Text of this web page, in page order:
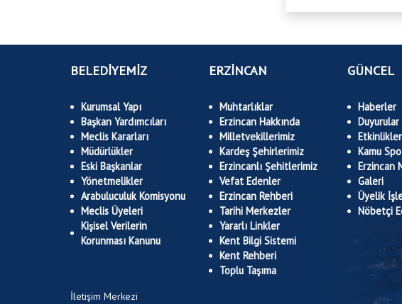
BELEDİYEMİZ
Kurumsal Yapı
Başkan Yardımcıları
Meclis Kararları
Müdürlükler
Eski Başkanlar
Yönetmelikler
Arabuluculuk Komisyonu
Meclis Üyeleri
Kişisel Verilerin
Korunması Kanunu
ERZİNCAN
Muhtarlıklar
Erzincan Hakkında
Milletvekillerimiz
Kardeş Şehirlerimiz
Erzincanlı Şehitlerimiz
Vefat Edenler
Erzincan Rehberi
Tarihi Merkezler
Yararlı Linkler
Kent Bilgi Sistemi
Kent Rehberi
Toplu Taşıma
GÜNCEL
Haberler
Duyurular
Etkinlikler
Kamu
Erzincan
Galeri
Üyelik
Nöbetçi
İletişim Merkezi